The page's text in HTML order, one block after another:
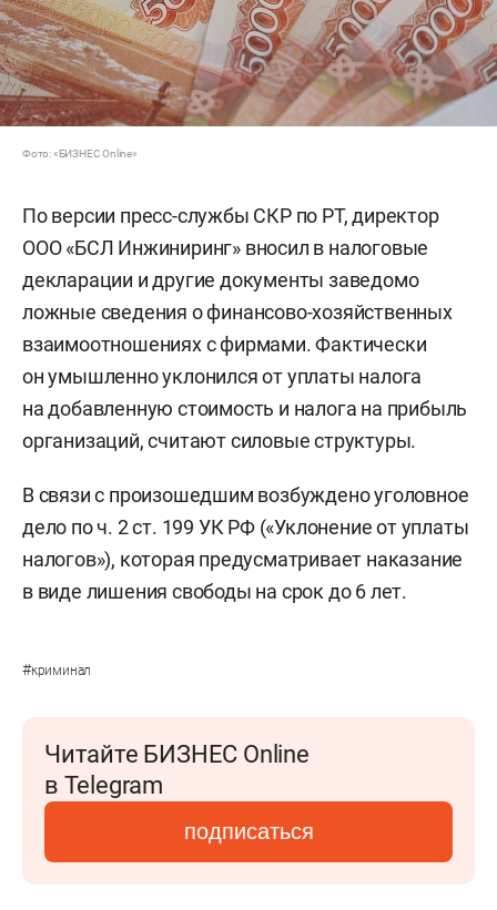
Фото: «БИЗНЕС Online»
По версии пресс-службы СКР по РТ, директор
ООО «БСЛ Инжиниринг» вносил в налоговые
декларации и другие документы заведомо
ложные сведения о финансово-хозяйственных
взаимоотношениях с фирмами. Фактически
он умышленно уклонился от уплаты налога
на добавленную стоимость и налога на прибыль
организаций, считают силовые структуры.
В связи с произошедшим возбуждено уголовное
дело по ч. 2 ст. 199 УК РФ («Уклонение от уплаты
налогов»), которая предусматривает наказание
в виде лишения свободы на срок до 6 лет.
#криминал
Читайте БИЗНЕС Online
в Telegram
подписаться